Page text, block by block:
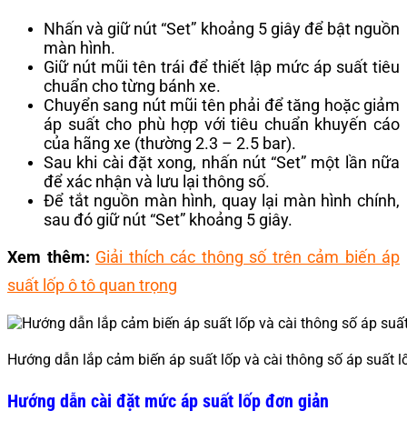
Nhấn và giữ nút “Set” khoảng 5 giây để bật nguồn
màn hình.
Giữ nút mũi tên trái để thiết lập mức áp suất tiêu
chuẩn cho từng bánh xe.
Chuyển sang nút mũi tên phải để tăng hoặc giảm
áp suất cho phù hợp với tiêu chuẩn khuyến cáo
của hãng xe (thường 2.3 – 2.5 bar).
Sau khi cài đặt xong, nhấn nút “Set” một lần nữa
để xác nhận và lưu lại thông số.
Để tắt nguồn màn hình, quay lại màn hình chính,
sau đó giữ nút “Set” khoảng 5 giây.
Xem thêm: Giải thích các thông số trên cảm biến áp
suất lốp ô tô quan trọng
Hướng dẫn lắp cảm biến áp suất lốp và cài thông số áp suất
Hướng dẫn cài đặt mức áp suất lốp đơn giản